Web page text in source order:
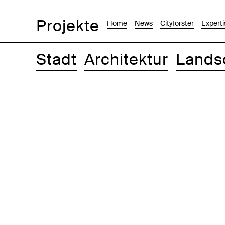
Projekte Home News Cityförster
Stadt Architektur